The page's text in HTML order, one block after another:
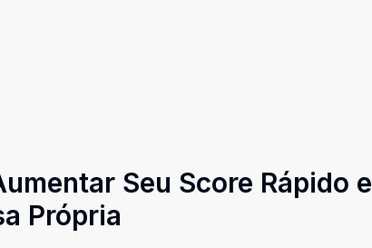
Seu Score Rápido e
Própria